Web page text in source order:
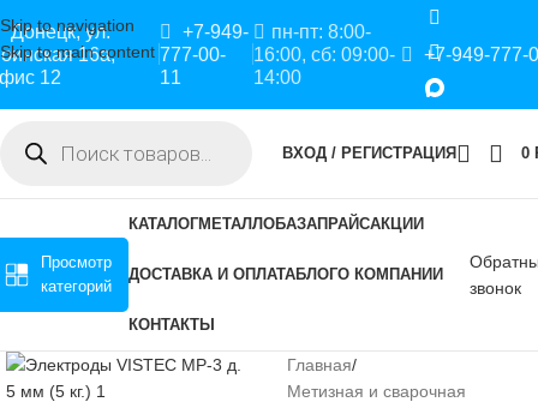
Skip to navigation
Skip to main content
Донецк, ул.
16а,
12
+7-949-
777-00-
11
пн-пт: 8:00-
16:00, сб: 09:00-
14:00
+7-949-777-
ВХОД / РЕГИСТРАЦИЯ 0
Просмотр
категорий
КАТАЛОГМЕТАЛЛОБАЗАПРАЙСАКЦИИ
ДОСТАВКА И ОПЛАТАБЛОГО КОМПАНИИ
КОНТАКТЫ
звонок
Главная
Метизная и сварочная